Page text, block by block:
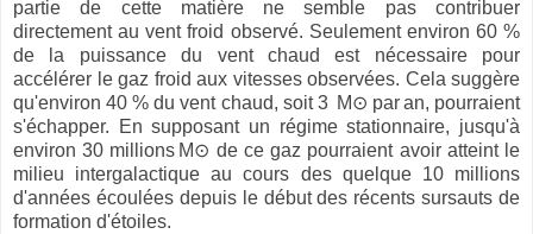
partie de cette matière ne semble pas contribuer
directement au vent froid observé. Seulement environ 60 %
de la puissance du vent chaud est nécessaire pour
accélérer le gaz froid aux vitesses observées. Cela suggère
qu'environ 40 % du vent chaud, soit 3 M⊙ paran, pourraient
s'échapper. En supposant un régime stationnaire, jusqu'à
environ 30 millions M⊙ de ce gaz pourraient avoir atteint le
milieu intergalactique au cours des quelque 10 millions
d'années écoul ées depuis le début des récents sursauts de
formation d'étoiles.